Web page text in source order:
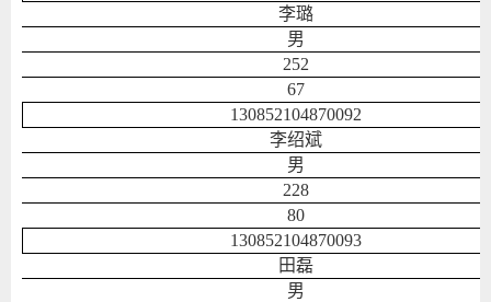
李璐
男
252
67
130852104870092
李绍斌
男
228
80
130852104870093
田磊
男